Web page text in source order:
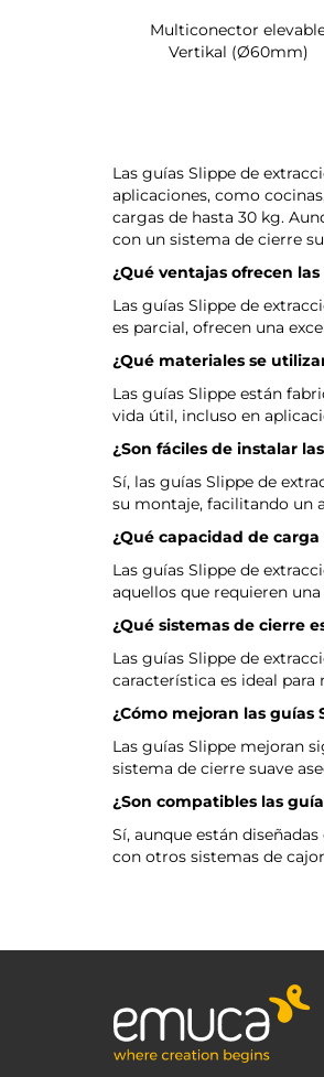
Multiconector
Vertikal (Ø60mm)
Las guías Slippe de
aplicaciones, como
cargas de hasta 30 kg.
con un sistema de cierre
¿Qué ventajas ofrecen
Las guías Slippe de
es parcial, ofrecen una
¿Qué materiales se
Las guías Slippe están
vida útil, incluso en
¿Son fáciles de instalar
Sí, las guías Slippe de
su montaje, facilitando un
¿Qué capacidad de
Las guías Slippe de
aquellos que requieren
¿Qué sistemas de cierre
Las guías Slippe de
característica es ideal
¿Cómo mejoran las
Las guías Slippe mejoran
sistema de cierre suave
¿Son compatibles las
Sí, aunque están
con otros sistemas de